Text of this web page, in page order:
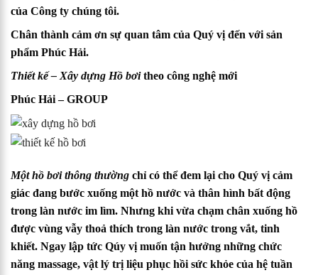
của Công ty chúng tôi.
Chân thành cảm ơn sự quan tâm của Quý vị đến với sản
phẩm Phúc Hải.
Thiết kế – Xây dựng Hồ bơitheo công nghệ mới
Phúc Hải – GROUP
Một hồ bơi thông thường chỉ có thể đem lại cho Quý vị cảm
giác đang bước xuống một hồ nước và thân hình bất động
trong làn nước im lìm. Nhưng khi vừa chạm chân xuống hồ
được vùng vẫy thoả thích trong làn nước trong vắt, tinh
khiết. Ngay lập tức Qúy vị muốn tận hưởng những chức
năng massage, vật lý trị liệu phục hồi sức khỏe của hệ tuần